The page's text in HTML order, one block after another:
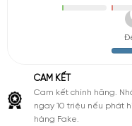
CAM KẾT
Cam kết chính hãng.
ngay 10 triệu nếu phát
hàng Fake.